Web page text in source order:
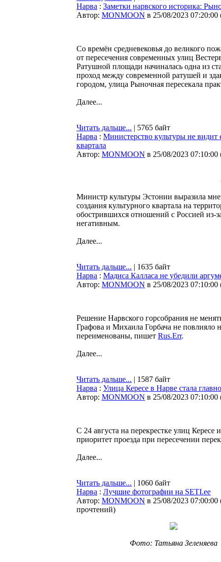
Нарва : Заметки нарвского историка:
Автор: MONMOON в 25/08/2023 07:20:00
Со времён средневековья до великого
от пересечения современных улиц
Ратушной площади начиналась одна из
проход между современной ратушей и
городом, улица Рыночная пересекала
Далее...
Читать дальше... | 5765 байт
Нарва : Министерство культуры не видит
квартала
Автор: MONMOON в 25/08/2023 07:10:00
Министр культуры Эстонии выразила
создания культурного квартала на
обострившихся отношений с Россией из-
негативным.
Далее...
Читать дальше... | 1635 байт
Нарва : Мадиса Калласа не убедили
Автор: MONMOON в 25/08/2023 07:10:00
Решение Нарвского горсобрания не
Графова и Михаила Горбача не повлияло
переименованы, пишет Rus.Err.
Далее...
Читать дальше... | 1587 байт
Нарва : Улица Кересе в Нарве стала
Автор: MONMOON в 25/08/2023 07:10:00
С 24 августа на перекрестке улиц
приоритет проезда при пересечении
Далее...
Читать дальше... | 1060 байт
Нарва : Лучшие фотографии на SETI.ee
Автор: MONMOON в 25/08/2023 07:00:00
прочтений)
Фото: Татьяна Зеленяева